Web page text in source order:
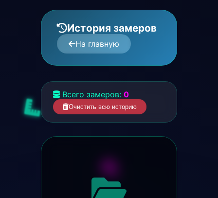
История замеров
На главную
Всего замеров: 0
Очистить всю историю